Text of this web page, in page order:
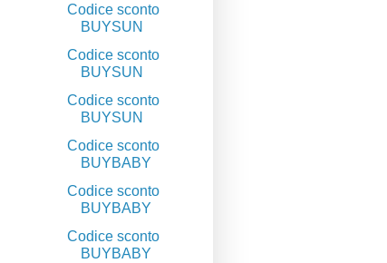
Codice sconto
BUYSUN
Codice sconto
BUYSUN
Codice sconto
BUYSUN
Codice sconto
BUYBABY
Codice sconto
BUYBABY
Codice sconto
BUYBABY